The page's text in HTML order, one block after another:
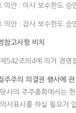
의안 : 이사 보수한도 승
의안 : 감사 보수한도 승
참고사항 비치
542조의4에 의거 경영
주주의 의결권 행사에
사의 주주총회에서는
사표시를 하실 필요가